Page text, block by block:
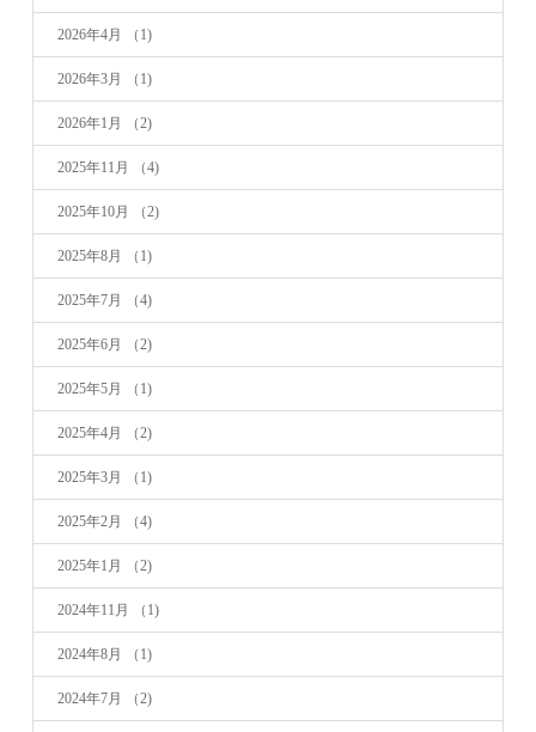
2026年4月 （1)
2026年3月 （1)
2026年1月 （2)
2025年11月 （4)
2025年10月 （2)
2025年8月 （1)
2025年7月 （4)
2025年6月 （2)
2025年5月 （1)
2025年4月 （2)
2025年3月 （1)
2025年2月 （4)
2025年1月 （2)
2024年11月 （1)
2024年8月 （1)
2024年7月 （2)